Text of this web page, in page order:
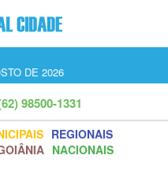
DE 2026
98500-1331
REGIONAIS
NACIONAIS